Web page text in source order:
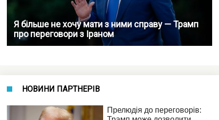
Я більше не хочу мати з ними справу — Трамп
про переговори з Іраном
НОВИНИ ПАРТНЕРІВ